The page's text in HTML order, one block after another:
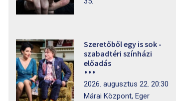
Szeretőből egy is sok -
szabadtéri színházi
előadás
2026. augusztus 22. 20:30
Márai Központ, Eger